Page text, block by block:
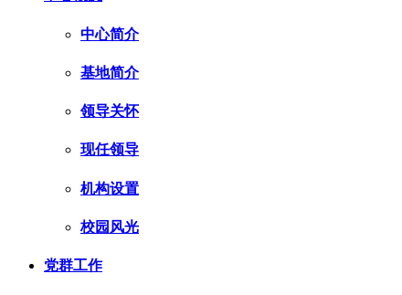
中心简介
基地简介
领导关怀
现任领导
机构设置
校园风光
党群工作